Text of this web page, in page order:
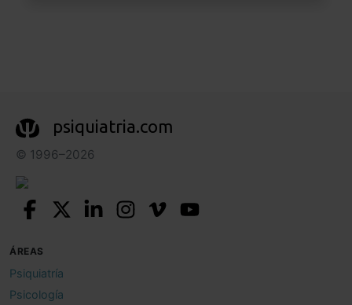
psiquiatria.com
© 1996–2026
ÁREAS
Psiquiatría
Psicología